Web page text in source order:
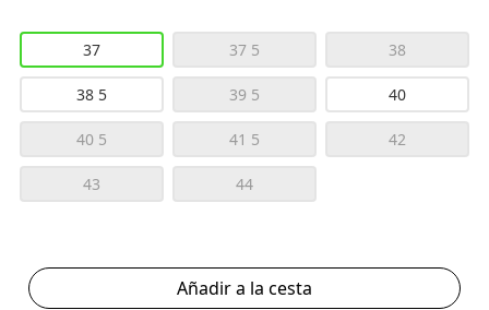
37 37 5 38
38 5 39 5 40
40 5 41 5 42
43 44